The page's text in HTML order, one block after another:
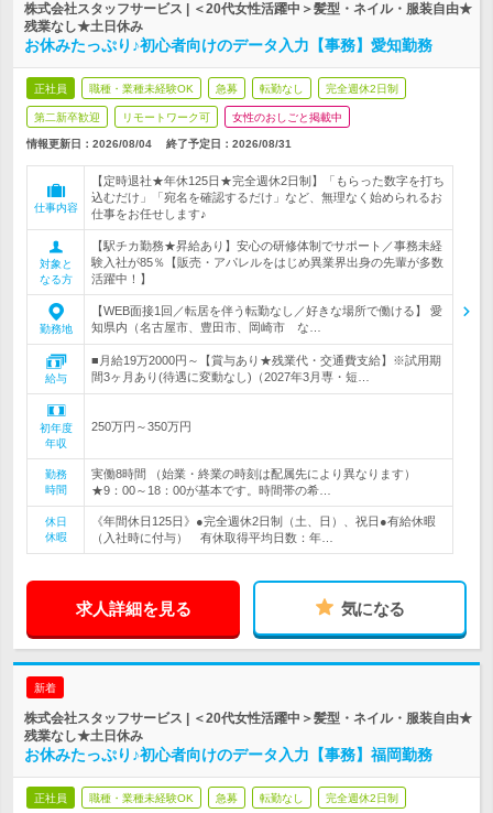
株式会社スタッフサービス | ＜20代女性活躍中＞髪型・ネイル・服装自由★
残業なし★土日休み
お休みたっぷり♪初心者向けのデータ入力【事務】愛知勤務
正社員 職種・業種未経験OK 急募 転勤なし 完全週休2日制
第二新卒歓迎 リモートワーク可 女性のおしごと掲載中
情報更新日：2026/08/04 終了予定日： 2026/08/31
仕事内容
【定時退社★年休125日★完全週休2日制】「もらった数字を打ち
込むだけ」「宛名を確認するだけ」など、無理なく始められるお
仕事をお任せします♪
対象と
なる方
【駅チカ勤務★昇給あり】安心の研修体制でサポート／事務未経
験入社が85％【販売・アパレルをはじめ異業界出身の先輩が多数
活躍中！】
勤務地
【WEB面接1回／転居を伴う転勤なし／好きな場所で働ける】 愛
知県内（名古屋市、豊田市、岡崎市 な…
給与
■月給19万2000円～【賞与あり★残業代・交通費支給】※試用期
間3ヶ月あり(待遇に変動なし)（2027年3月専・短…
初年度
年収
250万円～350万円
勤務
時間
実働8時間 （始業・終業の時刻は配属先により異なります）
★9：00～18：00が基本です。時間帯の希…
休日
休暇
《年間休日125日》●完全週休2日制（土、日）、祝日●有給休暇
（入社時に付与） 有休取得平均日数：年…
求人詳細を見る 気になる
新着
株式会社スタッフサービス | ＜20代女性活躍中＞髪型・ネイル・服装自由★
残業なし★土日休み
お休みたっぷり♪初心者向けのデータ入力【事務】福岡勤務
正社員 職種・業種未経験OK 急募 転勤なし 完全週休2日制